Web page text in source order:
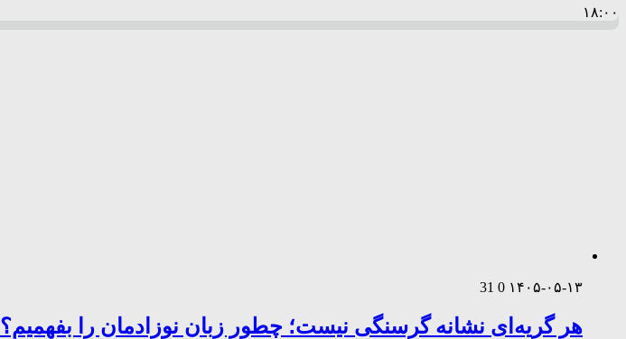
۱۸:۰۰
۱۴۰۵-۰۵-۱۳ 0
31
هر گریه‌ای نشانه گرسنگی نیست؛ چطور زبان نوزادمان را بفهمیم؟